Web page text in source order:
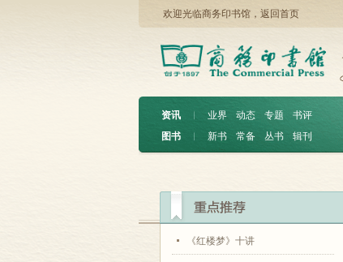
欢迎光临商务印书馆， 返回首页
资讯 ︱ 业界 动态 专题
书评
图书
︱ 新书 常备 丛书 辑刊
《红楼梦》十讲